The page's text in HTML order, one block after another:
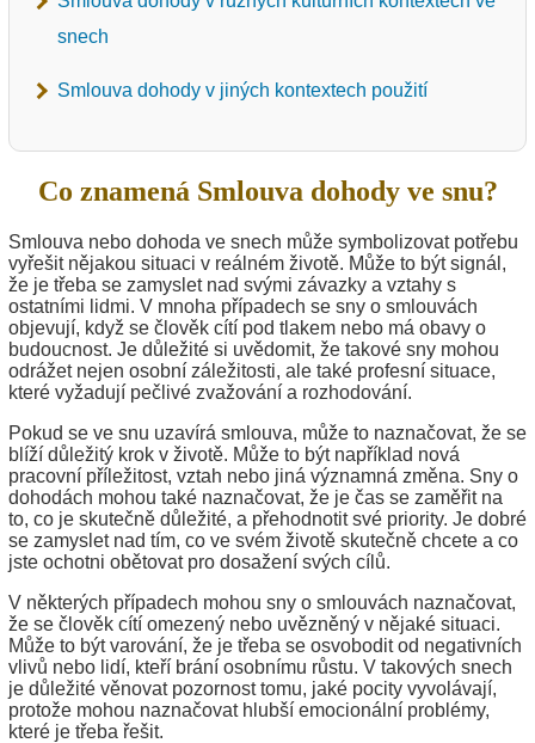
snech
Smlouva dohody v jiných kontextech použití
Co znamená Smlouva dohody ve snu?
Smlouva nebo dohoda ve snech může symbolizovat potřebu
vyřešit nějakou situaci v reálném životě. Může to být signál,
že je třeba se zamyslet nad svými závazky a vztahy s
ostatními lidmi. V mnoha případech se sny o smlouvách
objevují, když se člověk cítí pod tlakem nebo má obavy o
budoucnost. Je důležité si uvědomit, že takové sny mohou
odrážet nejen osobní záležitosti, ale také profesní situace,
které vyžadují pečlivé zvažování a rozhodování.
Pokud se ve snu uzavírá smlouva, může to naznačovat, že se
blíží důležitý krok v životě. Může to být například nová
pracovní příležitost, vztah nebo jiná významná změna. Sny o
dohodách mohou také naznačovat, že je čas se zaměřit na
to, co je skutečně důležité, a přehodnotit své priority. Je dobré
se zamyslet nad tím, co ve svém životě skutečně chcete a co
jste ochotni obětovat pro dosažení svých cílů.
V některých případech mohou sny o smlouvách naznačovat,
že se člověk cítí omezený nebo uvězněný v nějaké situaci.
Může to být varování, že je třeba se osvobodit od negativních
vlivů nebo lidí, kteří brání osobnímu růstu. V takových snech
je důležité věnovat pozornost tomu, jaké pocity vyvolávají,
protože mohou naznačovat hlubší emocionální problémy,
které je třeba řešit.